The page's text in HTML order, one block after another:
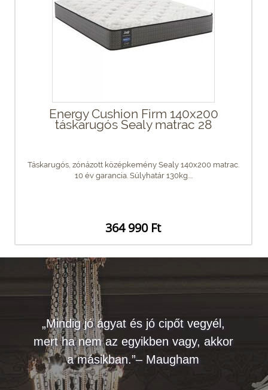
Energy Cushion Firm 140x200
táskarugós Sealy matrac 28
Táskarugós, zónázott középkemény Sealy 140x200 matrac.
10 év garancia. Súlyhatár 130kg....
364 990 Ft
„Mindig jó ágyat és jó cipőt vegyél,
mert ha nem az egyikben vagy, akkor
a másikban.”– Maugham